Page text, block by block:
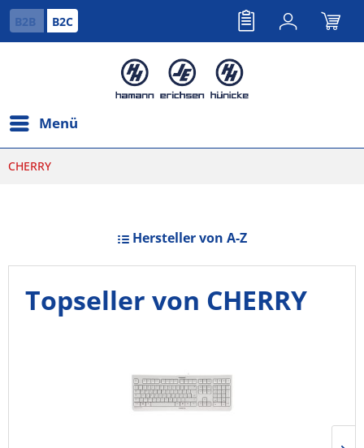
B2B B2C
Menü
CHERRY
Hersteller von A-Z
Topseller von CHERRY